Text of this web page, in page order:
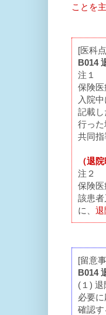
ことを
[医科
B014
注１
保険
入院
記載
行っ
共同指
（退
注２
保険
該患
に、 退
[留意
B014
(１)
必要
確認